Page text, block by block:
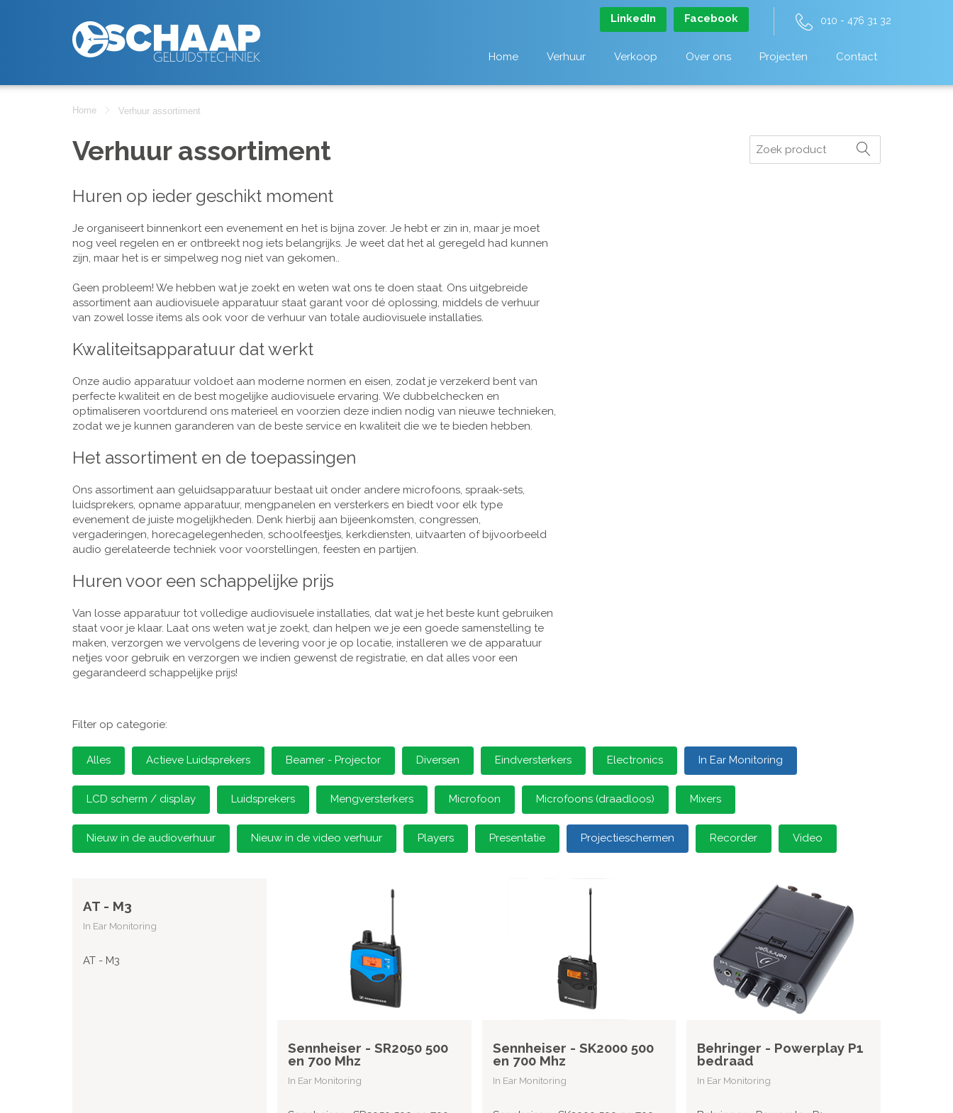
LinkedIn Facebook 010 - 476 31 32
Home Verhuur Verkoop Over ons Projecten Contact
Home Verhuur assortiment
Verhuur assortiment
Huren op ieder geschikt moment
Je organiseert binnenkort een evenement en het is bijna zover. Je hebt er zin in, maar je moet
nog veel regelen en er ontbreekt nog iets belangrijks. Je weet dat het al geregeld had kunnen
zijn, maar het is er simpelweg nog niet van gekomen..
Geen probleem! We hebben wat je zoekt en weten wat ons te doen staat. Ons uitgebreide
assortiment aan audiovisuele apparatuur staat garant voor dé oplossing, middels de verhuur
van zowel losse items als ook voor de verhuur van totale audiovisuele installaties.
Kwaliteitsapparatuur dat werkt
Onze audio apparatuur voldoet aan moderne normen en eisen, zodat je verzekerd bent van
perfecte kwaliteit en de best mogelijke audiovisuele ervaring. We dubbelchecken en
optimaliseren voortdurend ons materieel en voorzien deze indien nodig van nieuwe technieken,
zodat we je kunnen garanderen van de beste service en kwaliteit die we te bieden hebben.
Het assortiment en de toepassingen
Ons assortiment aan geluidsapparatuur bestaat uit onder andere microfoons, spraak-sets,
luidsprekers, opname apparatuur, mengpanelen en versterkers en biedt voor elk type
evenement de juiste mogelijkheden. Denk hierbij aan bijeenkomsten, congressen,
vergaderingen, horecagelegenheden, schoolfeestjes, kerkdiensten, uitvaarten of bijvoorbeeld
audio gerelateerde techniek voor voorstellingen, feesten en partijen.
Huren voor een schappelijke prijs
Van losse apparatuur tot volledige audiovisuele installaties, dat wat je het beste kunt gebruiken
staat voor je klaar. Laat ons weten wat je zoekt, dan helpen we je een goede samenstelling te
maken, verzorgen we vervolgens de levering voor je op locatie, installeren we de apparatuur
netjes voor gebruik en verzorgen we indien gewenst de registratie, en dat alles voor een
gegarandeerd schappelijke prijs!
Zoeken
Filter op categorie:
Alles Actieve Luidsprekers Beamer - Projector Diversen Eindversterkers Electronics In Ear Monitoring
LCD scherm / display Luidsprekers Mengversterkers Microfoon Microfoons (draadloos) Mixers
Nieuw in de audioverhuur Nieuw in de video verhuur Players Presentatie Projectieschermen Recorder Video
AT - M3
In Ear Monitoring
AT - M3
Sennheiser - SR2050 500
en 700 Mhz
In Ear Monitoring
Sennheiser - SK2000 500
en 700 Mhz
In Ear Monitoring
Behringer - Powerplay P1
bedraad
In Ear Monitoring